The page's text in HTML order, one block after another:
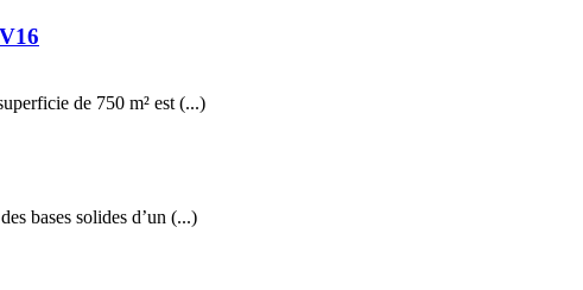
de 750 m² est (...)
bases solides d’un (...)